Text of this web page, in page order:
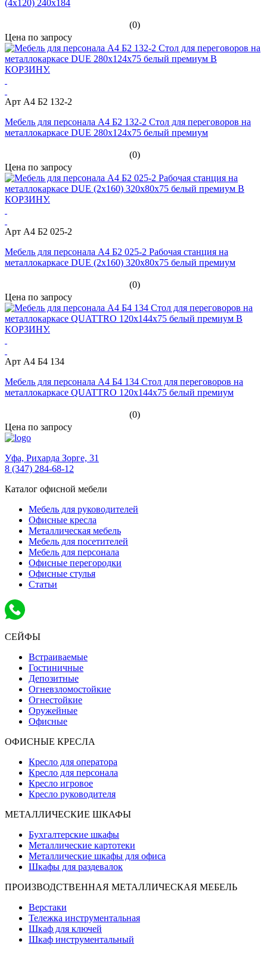
(4х120) 240x184
(0)
Цена по запросу
Арт А4 Б2 132-2
Мебель для персонала А4 Б2 132-2 Стол для переговоров на
металлокаркасе DUE 280x124x75 белый премиум
(0)
Цена по запросу
Арт А4 Б2 025-2
Мебель для персонала А4 Б2 025-2 Рабочая станция на
металлокаркасе DUE (2х160) 320x80x75 белый премиум
(0)
Цена по запросу
Арт А4 Б4 134
Мебель для персонала А4 Б4 134 Стол для переговоров на
металлокаркасе QUATTRO 120x144x75 белый премиум
(0)
Цена по запросу
Уфа, Рихарда Зорге, 31
8 (347) 284-68-12
Каталог офисной мебели
Мебель для руководителей
Офисные кресла
Металлическая мебель
Мебель для посетителей
Мебель для персонала
Офисные перегородки
Офисные стулья
Статьи
СЕЙФЫ
Встраиваемые
Гостиничные
Депозитные
Огневзломостойкие
Огнестойкие
Оружейные
Офисные
ОФИСНЫЕ КРЕСЛА
Кресло для оператора
Кресло для персонала
Кресло игровое
Кресло руководителя
МЕТАЛЛИЧЕСКИЕ ШКАФЫ
Бухгалтерские шкафы
Металлические картотеки
Металлические шкафы для офиса
Шкафы для раздевалок
ПРОИЗВОДСТВЕННАЯ МЕТАЛЛИЧЕСКАЯ МЕБЕЛЬ
Верстаки
Тележка инструментальная
Шкаф для ключей
Шкаф инструментальный